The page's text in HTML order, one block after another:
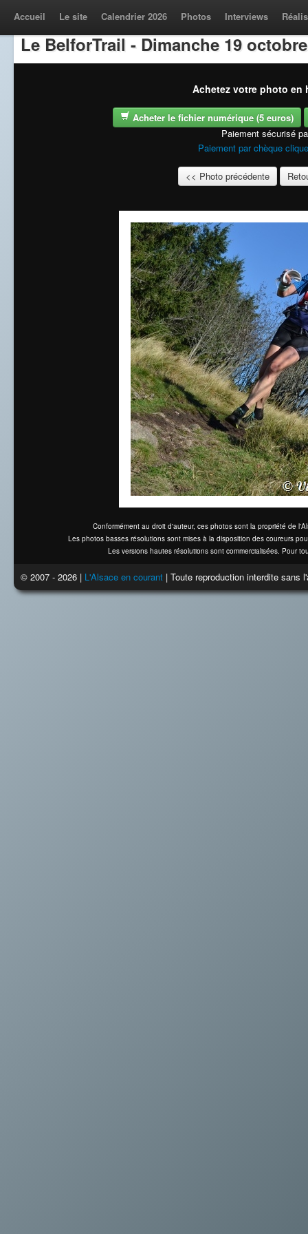
Accueil Le site Calendrier 2026 Photos Interviews
Le BelforTrail - Dimanche 19
Achetez votre photo en
Acheter le fichier numérique (5 euros)
Paiement sécurisé
Paiement par chèque
<< Photo précédente
Conformément au droit d'auteur, ces photos sont la propriété de
Les photos basses résolutions sont mises à la disposition des coureurs
Les versions hautes résolutions sont commercialisées. Pour
© 2007 - 2026 | L'Alsace en courant | Toute reproduction interdite sans